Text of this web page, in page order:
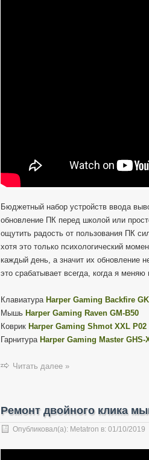
Бюджетный набор устройств ввода
обновление ПК перед школой или
ощутить радость от пользования ПК
хотя это только психологический
каждый день, а значит их обновление
это срабатывает всегда, когда я меняю
Клавиатура Harper Gaming Backfire
Мышь Harper Gaming Raven GM-B50
Коврик Harper Gaming Shmot XXL P02
Гарнитура Harper Gaming Master GHS-
Читать далее »
Ремонт двойного клика
Опубликовал(а): Metatron в: 01/10/2019